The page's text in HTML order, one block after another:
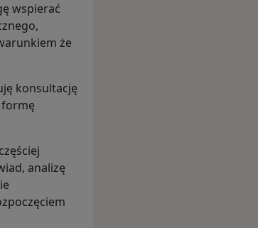
wspierać
że
konsultację
analizę